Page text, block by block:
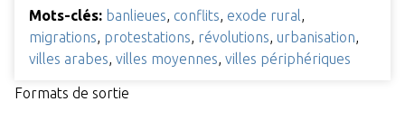
Mots-clés: banlieues conflits exode rural
migrations protestations révolutions urbanisation
villes arabes villes moyennes villes périphériques
Formats de sortie